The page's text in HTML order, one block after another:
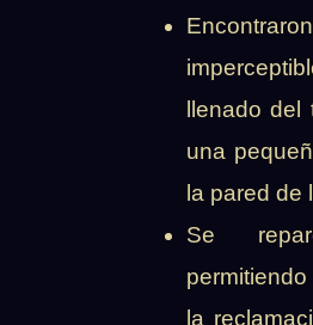
llenado del
una
la pared de
Se
la